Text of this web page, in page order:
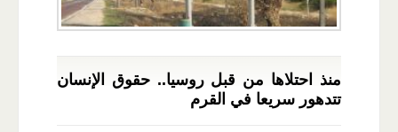
منذ احتلاها من قبل روسيا.. حقوق الإنسان
تتدهور سريعا في القرم